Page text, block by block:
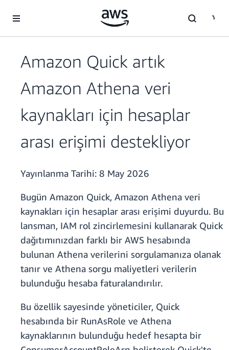
Amazon Quick artık
Amazon Athena veri
kaynakları için hesaplar
arası erişimi destekliyor
Yayınlanma Tarihi: 8 May 2026
Bugün Amazon Quick, Amazon Athena veri
kaynakları için hesaplar arası erişimi duyurdu. Bu
lansman, IAM rol zincirlemesini kullanarak Quick
dağıtımınızdan farklı bir AWS hesabında
bulunan Athena verilerini sorgulamanıza olanak
tanır ve Athena sorgu maliyetleri verilerin
bulunduğu hesaba faturalandırılır.
Bu özellik sayesinde yöneticiler, Quick
hesabında bir RunAsRole ve Athena
kaynaklarının bulunduğu hedef hesapta bir